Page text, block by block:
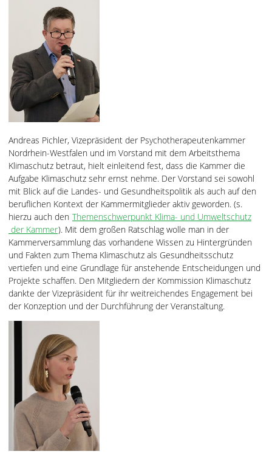
Andreas Pichler, Vizepräsident der Psychotherapeutenkammer
Nordrhein-Westfalen und im Vorstand mit dem Arbeitsthema
Klimaschutz betraut, hielt einleitend fest, dass die Kammer die
Aufgabe Klimaschutz sehr ernst nehme. Der Vorstand sei sowohl
mit Blick auf die Landes- und Gesundheitspolitik als auch auf den
beruflichen Kontext der Kammermitglieder aktiv geworden. (s.
hierzu auch den Themenschwerpunkt Klima- und Umweltschutz
der Kammer). Mit dem großen Ratschlag wolle man in der
Kammerversammlung das vorhandene Wissen zu Hintergründen
und Fakten zum Thema Klimaschutz als Gesundheitsschutz
vertiefen und eine Grundlage für anstehende Entscheidungen und
Projekte schaffen. Den Mitgliedern der Kommission Klimaschutz
dankte der Vizepräsident für ihr weitreichendes Engagement bei
der Konzeption und der Durchführung der Veranstaltung.